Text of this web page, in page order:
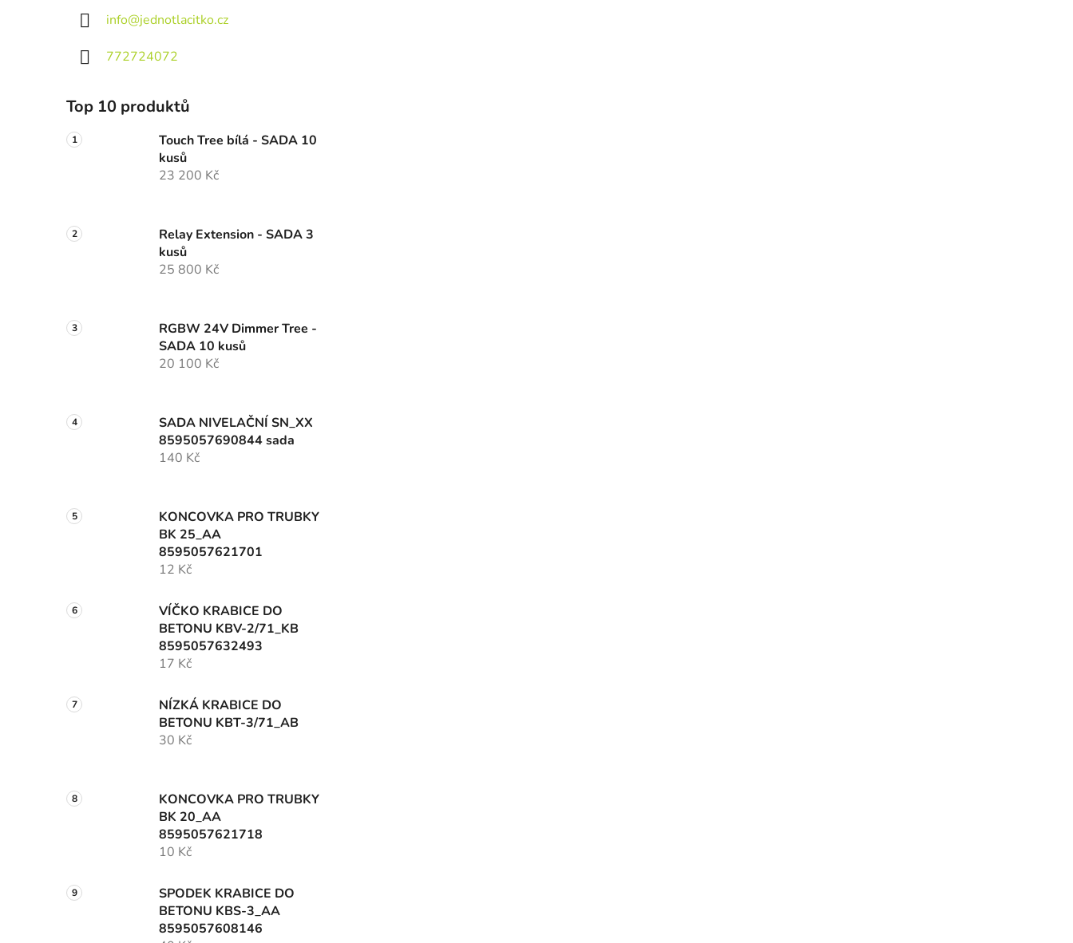
info@jednotlacitko.cz
772724072
Top 10 produktů
Touch Tree bílá - SADA 10
kusů
23 200 Kč
Relay Extension - SADA 3
kusů
25 800 Kč
RGBW 24V Dimmer Tree -
SADA 10 kusů
20 100 Kč
SADA NIVELAČNÍ SN_XX
8595057690844 sada
140 Kč
KONCOVKA PRO TRUBKY
BK 25_AA
8595057621701
12 Kč
VÍČKO KRABICE DO
BETONU KBV-2/71_KB
8595057632493
17 Kč
NÍZKÁ KRABICE DO
BETONU KBT-3/71_AB
30 Kč
KONCOVKA PRO TRUBKY
BK 20_AA
8595057621718
10 Kč
SPODEK KRABICE DO
BETONU KBS-3_AA
8595057608146